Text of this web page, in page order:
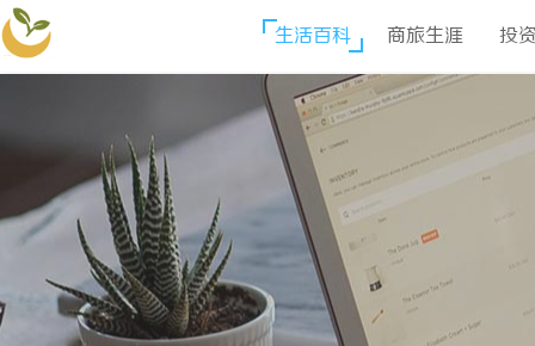
生活百科 商旅生涯 投